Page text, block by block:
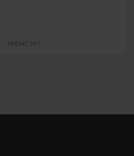
HDD24T 24/7